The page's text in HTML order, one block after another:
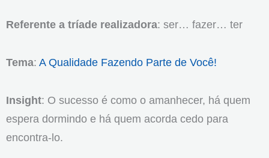
Referente a tríade realizadora: ser… fazer… ter
Tema: A Qualidade Fazendo Parte de Você!
Insight: O sucesso é como o amanhecer, há quem
espera dormindo e há quem acorda cedo para
encontra-lo.